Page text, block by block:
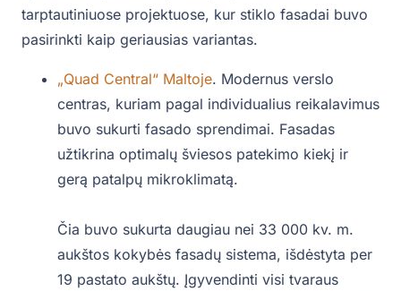
tarptautiniuose projektuose, kur stiklo fasadai buvo
pasirinkti kaip geriausias variantas.
„Quad Central“ Maltoje. Modernus verslo
centras, kuriam pagal individualius reikalavimus
buvo sukurti fasado sprendimai. Fasadas
užtikrina optimalų šviesos patekimo kiekį ir
gerą patalpų mikroklimatą.
Čia buvo sukurta daugiau nei 33 000 kv. m.
aukštos kokybės fasadų sistema, išdėstyta per
19 pastato aukštų. Įgyvendinti visi tvaraus